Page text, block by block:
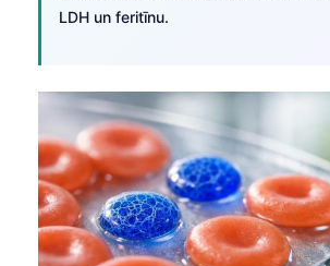
LDH un feritīnu.